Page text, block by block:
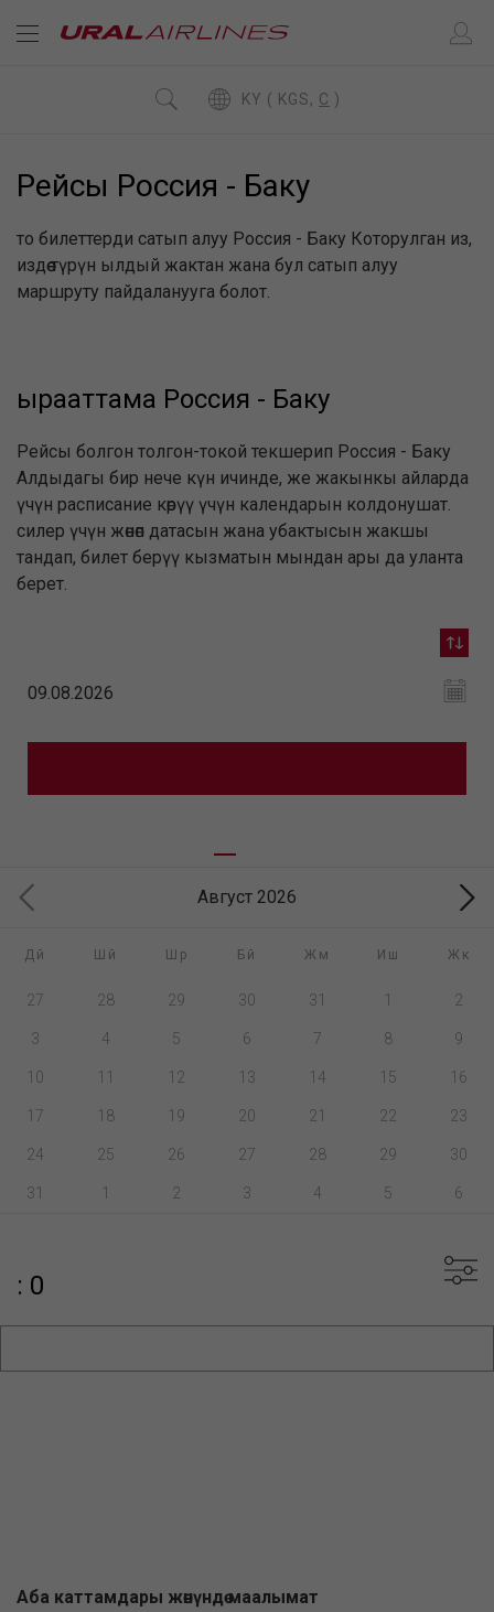
KY ( KGS, C )
Рейсы Россия - Баку
то билеттерди сатып алуу Россия - Баку Которулган из,
издөө түрүн ылдый жактан жана бул сатып алуу
маршруту пайдаланууга болот.
ырааттама Россия - Баку
Рейсы болгон толгон-токой текшерип Россия - Баку
Алдыдагы бир нече күн ичинде, же жакынкы айларда
үчүн расписание көрүү үчүн календарын колдонушат.
силер үчүн жөнөп датасын жана убактысын жакшы
тандап, билет берүү кызматын мындан ары да уланта
берет.
Август 2026
Дй Шй Шр Бй Жм Иш Жк
27 28 29 30 31 1 2
3 4 5 6 7 8 9
10 11 12 13 14 15 16
17 18 19 20 21 22 23
24 25 26 27 28 29 30
31 1 2 3 4 5 6
: 0
Аба каттамдары жөнүндө маалымат